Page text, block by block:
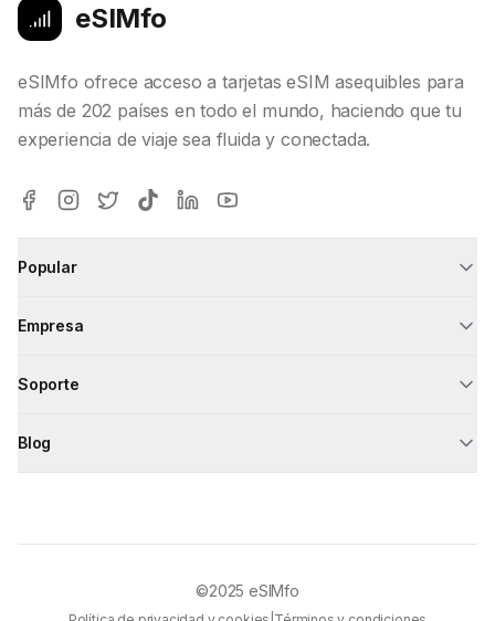
eSIMfo
eSIMfo ofrece acceso a tarjetas eSIM asequibles para
más de 202 países en todo el mundo, haciendo que tu
experiencia de viaje sea fluida y conectada.
Popular
Empresa
Soporte
Blog
©2025 eSIMfo